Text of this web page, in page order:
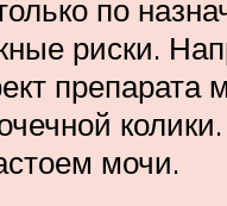
по
риски.
препарата
мочи.